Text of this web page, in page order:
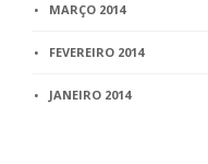
MARÇO 2014
FEVEREIRO 2014
JANEIRO 2014